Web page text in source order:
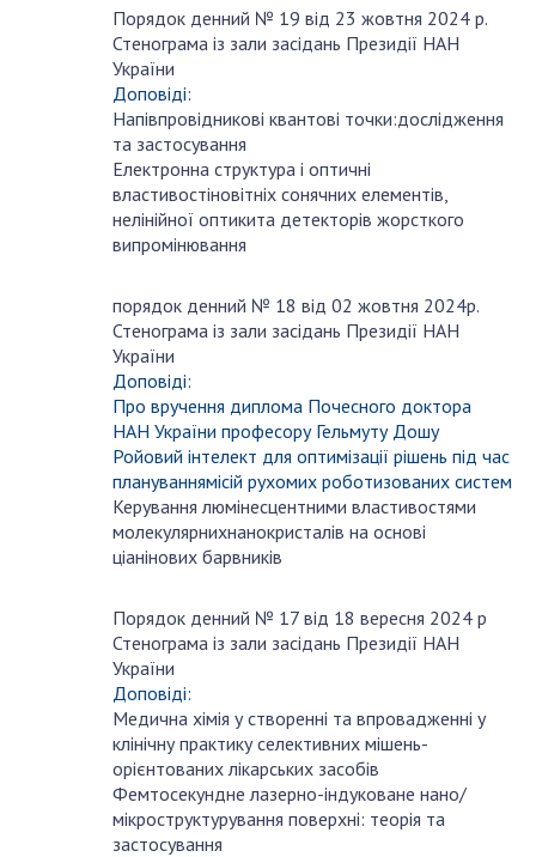
Порядок денний № 19 від 23 жовтня 2024 р.
Стенограма із зали засідань Президії НАН
України
Доповіді:
Напівпровідникові квантові точки:дослідження
та застосування
Електронна структура і оптичні
властивостіновітніх сонячних елементів,
нелінійної оптикита детекторів жорсткого
випромінювання
порядок денний № 18 від 02 жовтня 2024р.
Стенограма із зали засідань Президії НАН
України
Доповіді:
Про вручення диплома Почесного доктора
НАН України професору Гельмуту Дошу
Ройовий інтелект для оптимізації рішень під час
плануваннямісій рухомих роботизованих систем
Керування люмінесцентними властивостями
молекулярнихнанокристалів на основі
ціанінових барвників
Порядок денний № 17 від 18 вересня 2024 р
Стенограма із зали засідань Президії НАН
України
Доповіді:
Медична хімія у створенні та впровадженні у
клінічну практику селективних мішень-
орієнтованих лікарських засобів
Фемтосекундне лазерно-індуковане нано/
мікроструктурування поверхні: теорія та
застосування